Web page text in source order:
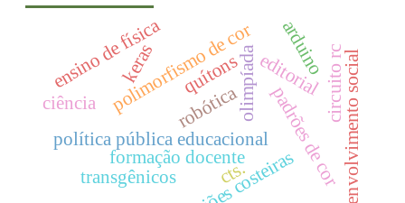
editorial
olimpíada
política pública educacionalpadrões de cor
polimorfismo de cor
quítons
robótica
keras desenvolvimento social
formação docente
transgênicos
cts.
ensino de física
ciência
arduinocircuito rc